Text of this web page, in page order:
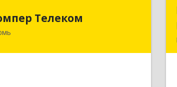
Телеком